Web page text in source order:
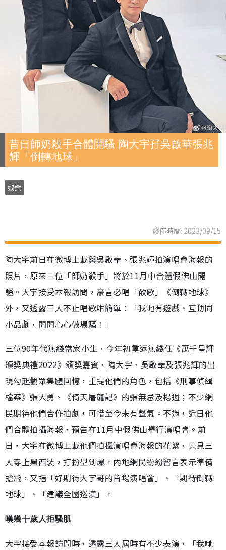
昔日師奶殺手合體開騷 陶大宇孖吳啟華張兆
輝「倒轉地球」
娛樂
發佈時間: 2023/09/15
陶大宇前日在微博上載與吳啟華、張兆輝拍演唱會海報的
照片，原來三位「師奶殺手」將於11月中合體假佛山開
騷。大宇接受本報訪問，豪言必唱「飲歌」《倒轉地球》
外，又透露三人不止唱歌咁簡單︰「我哋有遊戲、互動同
小品劇，開開心心做場騷！」
三位90年代無綫當家小生，今年初重返無綫任《萬千星輝
頒獎典禮2022》頒獎嘉賓，陶大宇、吳啟華及張兆輝的出
現勾起觀眾集體回憶，重提他們的角色，包括《刑事偵緝
檔案》張大勇、《倚天屠龍記》的張無忌及楊逍；不少網
民期待他們合作拍劇，可惜至今未有聲氣。不過，近日他
們合體拍攝海報，預告在11月中假佛山舉行演唱會。前
日，大宇在微博上載他們拍攝演唱會海報的花絮，只見三
人穿上黑西裝，打扮型到爆。內地網民紛紛留言表示準備
搶飛，又指「好期待大宇哥的首場演唱會」、「期待倒轉
地球」、「建議全國巡演」。
嘆幾十歲人拒騷肌
大宇接受本報訪問時，透露三人屆時有不少表演，「我哋